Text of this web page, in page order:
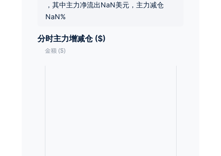
，其中主力净流出NaN美元，主力减仓
NaN%
分时主力增减仓 ($)